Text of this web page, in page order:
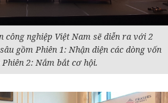
công nghiệp Việt Nam sẽ diễn ra với 2
gồm Phiên 1: Nhận diện các dòng vốn
2: Nắm bắt cơ hội.